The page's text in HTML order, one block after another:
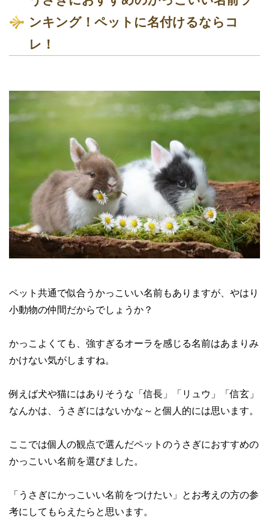
ンキング！ペットに名付けるならコ
レ！
ペット共通で似合うかっこいい名前もありますが、やはり
小動物の仲間だからでしょうか？
かっこよくても、強すぎるオーラを感じる名前はあまりみ
かけない気がしますね。
例えば犬や猫にはありそうな「信長」「リュウ」「信玄」
なんかは、うさぎにはないかな～と個人的には思います。
ここでは個人の観点で選んだペットのうさぎにおすすめの
かっこいい名前を選びました。
「うさぎにかっこいい名前をつけたい」とお考えの方の参
考にしてもらえたらと思います。